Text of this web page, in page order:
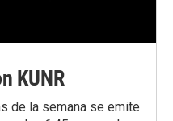
KUNR
de la semana se emite